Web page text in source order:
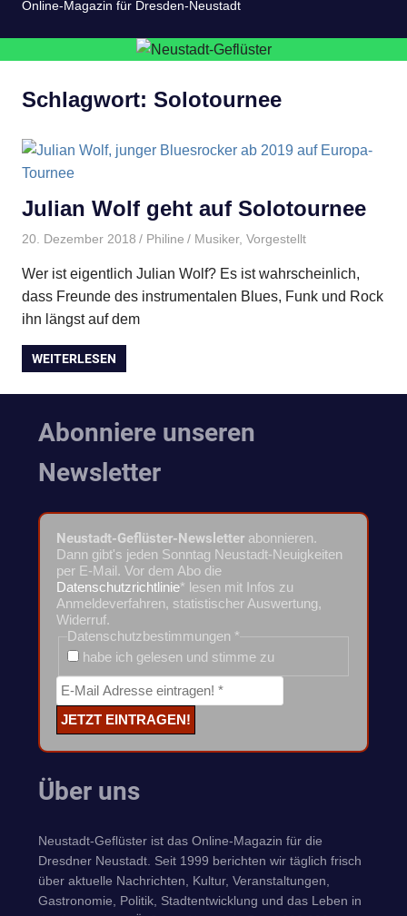
Online-Magazin für Dresden-Neustadt
Schlagwort: Solotournee
Julian Wolf geht auf Solotournee
20. Dezember 2018 Philine Musiker, Vorgestellt
Wer ist eigentlich Julian Wolf? Es ist wahrscheinlich,
dass Freunde des instrumentalen Blues, Funk und Rock
ihn längst auf dem
WEITERLESEN
Abonniere unseren
Newsletter
Neustadt-Geflüster-Newsletter abonnieren.
Dann gibt's jeden Sonntag Neustadt-Neuigkeiten
per E-Mail. Vor dem Abo die
Datenschutzrichtlinie* lesen mit Infos zu
Anmeldeverfahren, statistischer Auswertung,
Widerruf.
Datenschutzbestimmungen *
habe ich gelesen und stimme zu
Über uns
Neustadt-Geflüster ist das Online-Magazin für die
Dresdner Neustadt. Seit 1999 berichten wir täglich frisch
über aktuelle Nachrichten, Kultur, Veranstaltungen,
Gastronomie, Politik, Stadtentwicklung und das Leben in